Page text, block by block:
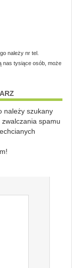
należy nr tel.
nas tysiące osób, może
należy szukany
spamu